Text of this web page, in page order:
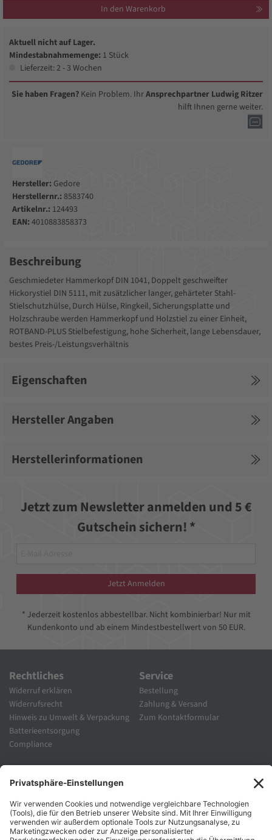
In den Warenkorb
Aktuell nicht auf Lager.
Mindestabnahmemenge: 1 Stück
Lieferzeit: 2 - 3 Wochen
Sie haben Fragen? Kein Problem. IhrAnsprechpartner Ludwig Ritzer
hilft Ihnen gerne weiter.
Hersteller: Gedore
Herstellernr.: 8583740
Artikelnr.: 124493
EAN: 4010883858373
Beschreibung
Geschmiedeter Hammerkopf DIN 1041, Doppelt geschweifter
Hickorystiel DIN 5111, mit zusätzlicher langer, gehärteter Stahl-
Stielschutzhülse, Durch Hülse, Ringkeil, Sicherungsplatte und
Holzschraube werden Hammerkopf und Holzstiel zu einer Einheit,
ROTBAND-PLUS Stielbefestigung, hohe Sicherheit, lange Lebensdauer,
bestes Preis-/Leistungsverhältnis
Eigenschaften
Hersteller Angaben
Herstellerinformationen
Jetzt zum Newsletter anmelden und 5 €
Gutschein sichern! *
Jetzt Anmelden
* Jederzeit kostenlos abbestellbar. Nicht kombinierbar! Nur mit
Kundenkonto und ab einem Mindestbestellwert von 50 EUR.
Rechtliches
Widerruf erklären
Widerrufsrecht
Hinweis zu Umwelt & Verpackung
Batterieentsorgung
Compliance
Service
Bestellung
Zahlung & Versand
Zum Kontaktformular
Unternehmen
Karriere